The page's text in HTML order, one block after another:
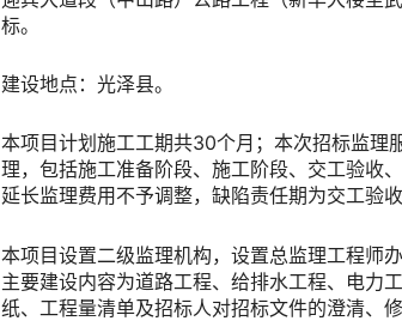
标。
建设地点： 光泽县。
本项目计划施工工期共30个月 ；本次招标监理
理，包括施工准备阶段、施工阶段、交工验收
延长监理费用 不予调整，缺陷责任期为交工验
本项目设置二级监理机构，设置总监理工程师
主要建设内容为道路工程、给排水工程、电力
纸、工程量清单及招标人对招标文件的澄清、